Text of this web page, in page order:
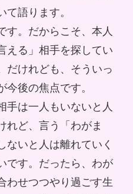
語ります。
。だからこそ、本人
える」相手を探してい
だけれども、そういっ
後の焦点です。
は一人もいないと人
れど、言う「わがま
ないと人は離れていく
です。だったら、わが
わせつつやり過ごす生